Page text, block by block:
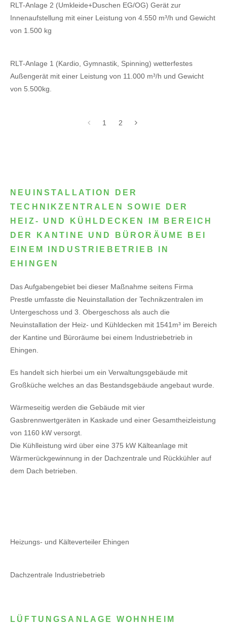
RLT-Anlage 2 (Umkleide+Duschen EG/OG) Gerät zur
Innenaufstellung mit einer Leistung von 4.550 m³/h und Gewicht
von 1.500 kg
RLT-Anlage 1 (Kardio, Gymnastik, Spinning) wetterfestes
Außengerät mit einer Leistung von 11.000 m³/h und Gewicht
von 5.500kg.
1 2
NEUINSTALLATION DER
TECHNIKZENTRALEN SOWIE DER
HEIZ- UND KÜHLDECKEN IM BEREICH
DER KANTINE UND BÜRORÄUME BEI
EINEM INDUSTRIEBETRIEB IN
EHINGEN
Das Aufgabengebiet bei dieser Maßnahme seitens Firma
Prestle umfasste die Neuinstallation der Technikzentralen im
Untergeschoss und 3. Obergeschoss als auch die
Neuinstallation der Heiz- und Kühldecken mit 1541m³ im Bereich
der Kantine und Büroräume bei einem Industriebetrieb in
Ehingen.
Es handelt sich hierbei um ein Verwaltungsgebäude mit
Großküche welches an das Bestandsgebäude angebaut wurde.
Wärmeseitig werden die Gebäude mit vier
Gasbrennwertgeräten in Kaskade und einer Gesamtheizleistung
von 1160 kW versorgt.
Die Kühlleistung wird über eine 375 kW Kälteanlage mit
Wärmerückgewinnung in der Dachzentrale und Rückkühler auf
dem Dach betrieben.
Heizungs- und Kälteverteiler Ehingen
Dachzentrale Industriebetrieb
LÜFTUNGSANLAGE WOHNHEIM